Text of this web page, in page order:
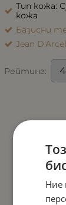
Тип кожа:
кожа
Базисни
Jean D'Arcel
Рейтинг:
Ние